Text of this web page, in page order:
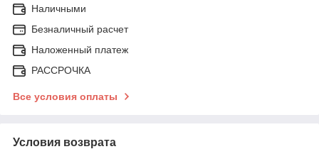
Наличными
Безналичный расчет
Наложенный платеж
РАССРОЧКА
Все условия оплаты
Условия возврата